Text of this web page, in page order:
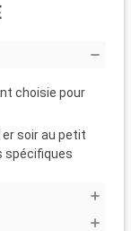
choisie pour
soir au petit
spécifiques